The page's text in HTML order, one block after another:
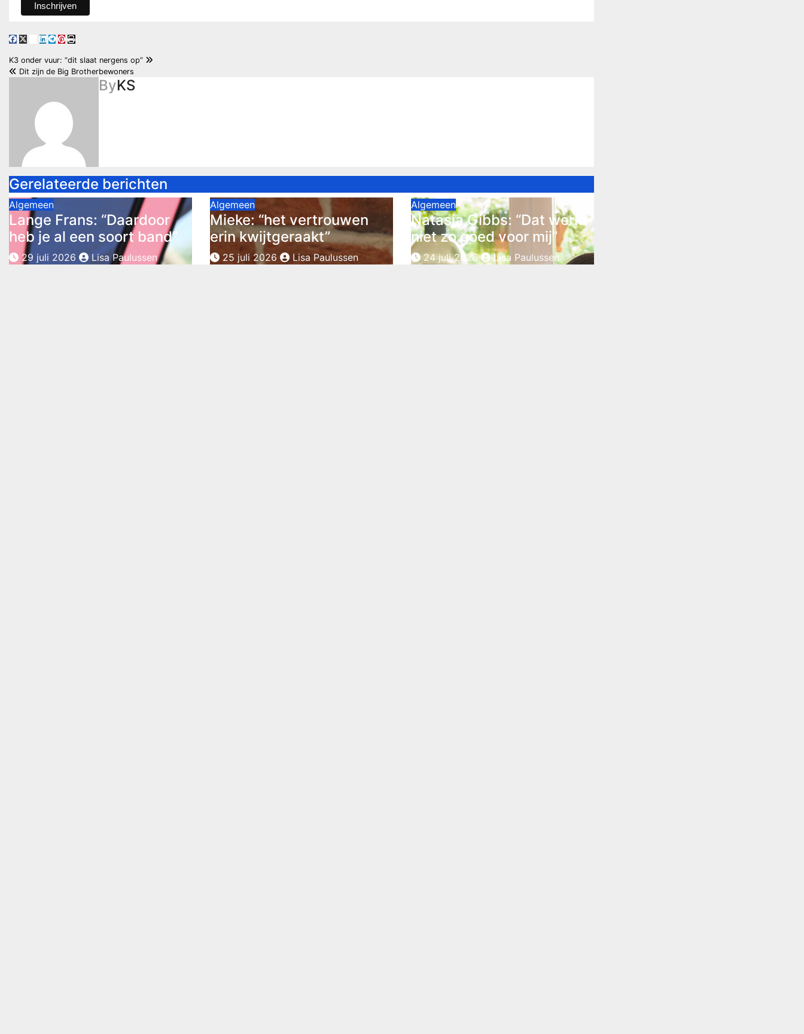
Bericht
K3 onder vuur: “dit slaat nergens op”
Dit zijn de Big Brotherbewoners
ByKS
Gerelateerde berichten
Algemeen
Lange Frans: “Daardoor
heb je al een soort band”
29 juli 2026 Lisa Paulussen
Algemeen
Mieke: “het vertrouwen
erin kwijtgeraakt”
25 juli 2026 Lisa Paulussen
Algemeen
Natasja Gibbs: “Dat werkt
niet zo goed voor mij”
24 juli 2026 Lisa Paulussen